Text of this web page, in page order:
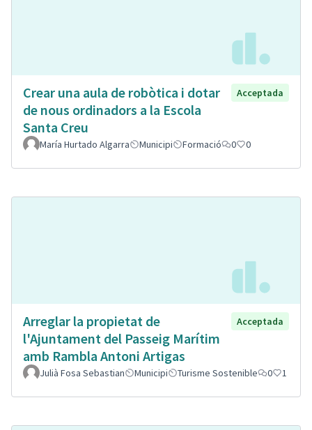
Crear una aula de robòtica i dotar
de nous ordinadors a la Escola
Santa Creu
Acceptada
María Hurtado Algarra Municipi Formació 0 0
Arreglar la propietat de
l'Ajuntament del Passeig Marítim
amb Rambla Antoni Artigas
Acceptada
Julià Fosa Sebastian Municipi Turisme Sostenible 0 1